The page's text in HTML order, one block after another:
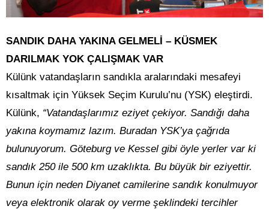
SANDIK DAHA YAKINA GELMELİ – KÜSMEK
DARILMAK YOK ÇALIŞMAK VAR
Külünk vatandaşların sandıkla aralarındaki mesafeyi
kısaltmak için Yüksek Seçim Kurulu’nu (YSK) eleştirdi.
Külünk, “Vatandaşlarımız eziyet çekiyor. Sandığı daha
yakına koymamız lazım. Buradan YSK’ya çağrıda
bulunuyorum. Göteburg ve Kessel gibi öyle yerler var ki
sandık 250 ile 500 km uzaklıkta. Bu büyük bir eziyettir.
Bunun için neden Diyanet camilerine sandık konulmuyor
veya elektronik olarak oy verme şeklindeki tercihler